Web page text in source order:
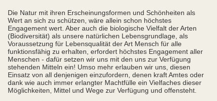
Die Natur mit ihren Erscheinungsformen und Schönheiten als
Wert an sich zu schützen, wäre allein schon höchstes
Engagement wert. Aber auch die biologische Vielfalt der Arten
(Biodiversität) als unsere natürlichen Lebensgrundlage, als
Voraussetzung für Lebensqualität der Art Mensch für alle
funktionsfähig zu erhalten, erfordert höchstes Engagement aller
Menschen - dafür setzen wir uns mit den uns zur Verfügung
stehenden Mitteln ein! Umso mehr erlauben wir uns, diesen
Einsatz von all denjenigen einzufordern, denen kraft Amtes oder
dank wie auch immer erlangter Machtfülle ein Vielfaches dieser
Möglichkeiten, Mittel und Wege zur Verfügung und offensteht.